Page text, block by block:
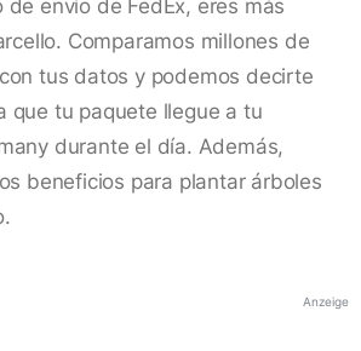
de envío de FedEx, eres más
Comparamos millones de
tus datos y podemos decirte
que tu paquete llegue a tu
durante el día. Además,
beneficios para plantar árboles
Anzeige